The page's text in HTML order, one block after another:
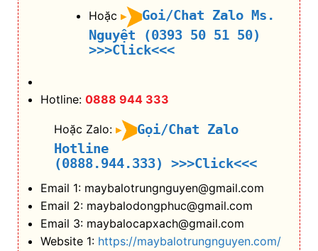
Hoặc
Goi/Chat Zalo Ms.
Nguyệt (0393 50 51 50)
>>>Click<<<
Hotline: 0888 944 333
Hoặc Zalo:
Gọi/Chat Zalo
Hotline
(0888.944.333)
>>>Click<<<
Email 1: maybalotrungnguyen@gmail.com
Email 2: maybalodongphuc@gmail.com
Email 3: maybalocapxach@gmail.com
Website 1: https://maybalotrungnguyen.com/